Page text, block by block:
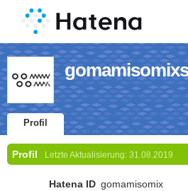
Profil
Profil Letzte Aktualisierung: 31.08.2019
Hatena ID gomamisomix